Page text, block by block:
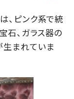
、ピンク系で統
石、ガラス器の
生まれていま